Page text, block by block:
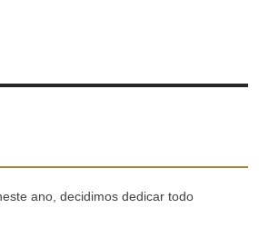
ano, decidimos dedicar todo